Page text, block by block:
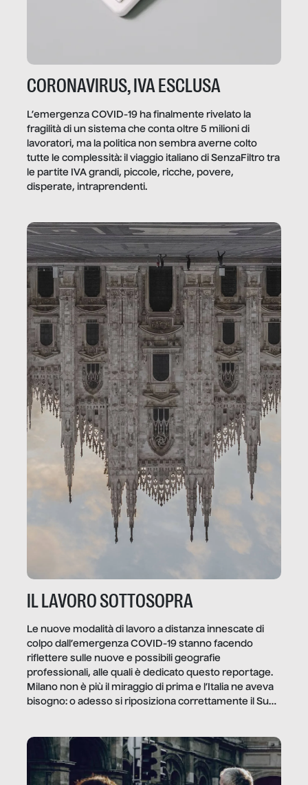
CORONAVIRUS, IVA ESCLUSA
L’emergenza COVID-19 ha finalmente rivelato la
fragilità di un sistema che conta oltre 5 milioni di
lavoratori, ma la politica non sembra averne colto
tutte le complessità: il viaggio italiano di SenzaFiltro tra
le partite IVA grandi, piccole, ricche, povere,
disperate, intraprendenti.
IL LAVORO SOTTOSOPRA
Le nuove modalità di lavoro a distanza innescate di
colpo dall’emergenza COVID-19 stanno facendo
riflettere sulle nuove e possibili geografie
professionali, alle quali è dedicato questo reportage.
Milano non è più il miraggio di prima e l’Italia ne aveva
bisogno: o adesso si riposiziona correttamente il Sud